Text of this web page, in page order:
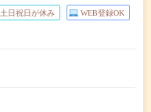
土日祝日が休み WEB登録OK